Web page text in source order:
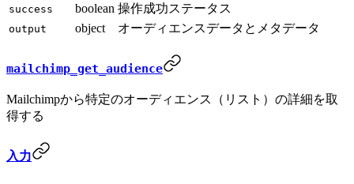
success boolean 操作成功ステータス
output object オーディエンスデータとメタデータ
mailchimp_get_audience
Mailchimpから特定のオーディエンス（リスト）の詳細を取
得する
入力